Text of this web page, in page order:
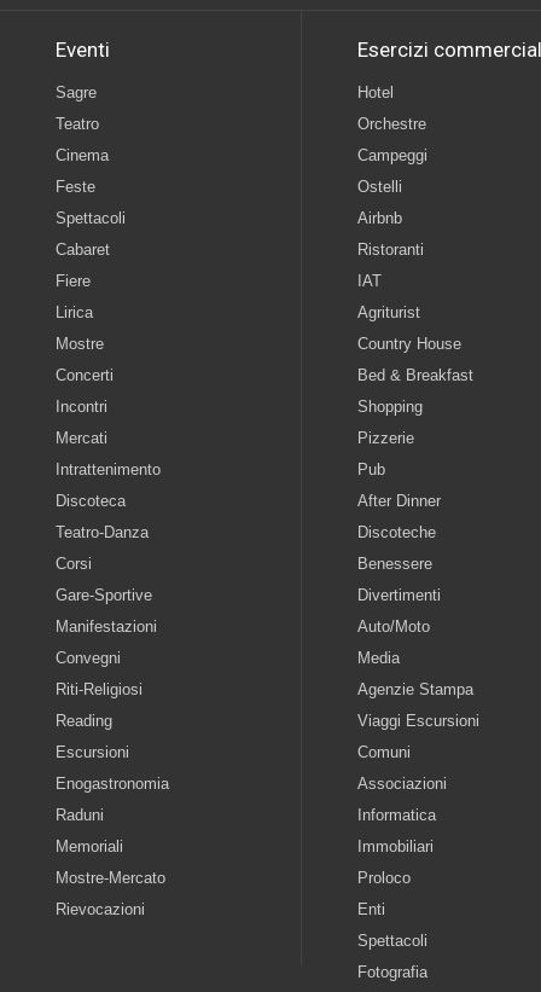
Eventi
Sagre
Teatro
Cinema
Feste
Spettacoli
Cabaret
Fiere
Lirica
Mostre
Concerti
Incontri
Mercati
Intrattenimento
Discoteca
Teatro-Danza
Corsi
Gare-Sportive
Manifestazioni
Convegni
Riti-Religiosi
Reading
Escursioni
Enogastronomia
Raduni
Memoriali
Mostre-Mercato
Rievocazioni
Esercizi
Hotel
Orchestre
Campeggi
Ostelli
Airbnb
Ristoranti
IAT
Agriturist
Country House
Bed & Breakfast
Shopping
Pizzerie
Pub
After Dinner
Discoteche
Benessere
Divertimenti
Auto/Moto
Media
Agenzie Stampa
Viaggi Escursioni
Comuni
Associazioni
Informatica
Immobiliari
Proloco
Enti
Spettacoli
Fotografia